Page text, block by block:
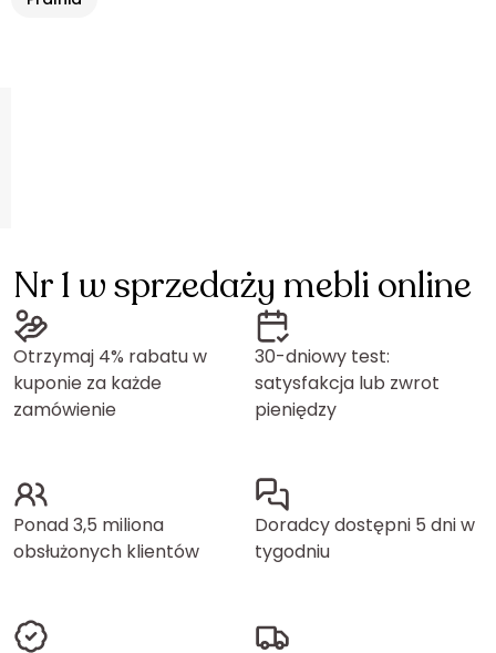
Nr 1 w sprzedaży mebli online
Otrzymaj 4% rabatu w
kuponie za każde
zamówienie
30-dniowy test:
satysfakcja lub zwrot
pieniędzy
Ponad 3,5 miliona
obsłużonych klientów
Doradcy dostępni 5 dni w
tygodniu